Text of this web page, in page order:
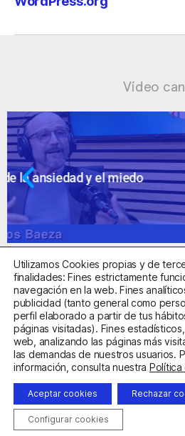
Vídeo
Ansiedad: supuestos
Centro Sanitario Autorizado
Aviso LegalPolítica de
Clínica de la Ansiedad. Teléfonos:
Correo:
Utilizamos Cookies propias y de
finalidades: Fines estrictamente
navegación en la web. Fines
publicidad (tanto general como
perfil elaborado a partir de tus
páginas visitadas). Fines
web, analizando las páginas más
las demandas de nuestros usuarios.
información, consulta nuestra
Aceptar cookies Rechazar
Configurar cookies